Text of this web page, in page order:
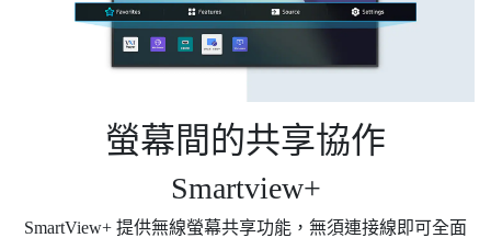
螢幕間的共享協作
Smartview+
SmartView+ 提供無線螢幕共享功能，無須連接線即可全面